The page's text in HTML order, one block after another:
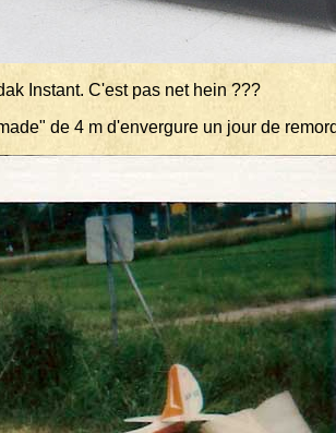
Instant. C'est pas net hein ???
de 4 m d'envergure un jour de